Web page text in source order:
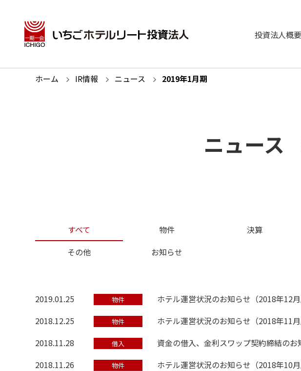
投資法人概要
ホーム IR情報 ニュース 2019年1月期
ニュース
すべて 物件 決算
その他
お知らせ
2019.01.25 物件 ホテル運営状況のお知らせ（2018年12月
2018.12.25
物件 ホテル運営状況のお知らせ（2018年11月
2018.11.28
借入 資金の借入、金利スワップ契約締結のお
2018.11.26
物件 ホテル運営状況のお知らせ（2018年10月